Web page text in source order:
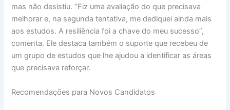
mas não desistiu. “Fiz uma avaliação do que precisava
melhorar e, na segunda tentativa, me dediquei ainda mais
aos estudos. A resiliência foi a chave do meu sucesso”,
comenta. Ele destaca também o suporte que recebeu de
um grupo de estudos que lhe ajudou a identificar as áreas
que precisava reforçar.
Recomendações para Novos Candidatos